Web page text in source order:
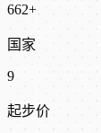
662+
国家
9
起步价